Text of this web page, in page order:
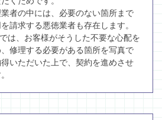
者の中には、必要のない箇所まで
請求する悪徳業者も存在します。
は、お客様がそうした不要な心配を
修理する必要がある箇所を写真で
いただいた上で、契約を進めさせ